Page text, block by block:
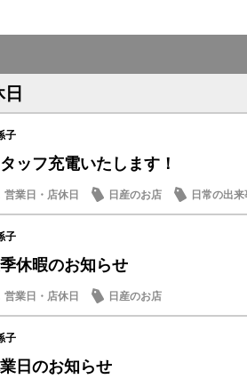
子
ッフ充電いたします！
営業日・店休日 日産のお店 日常の出来
子
休暇のお知らせ
営業日・店休日 日産のお店
子
日のお知らせ